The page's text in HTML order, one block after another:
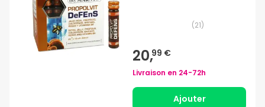
(21)
20,99 €
Livraison en 24-72h
Ajouter